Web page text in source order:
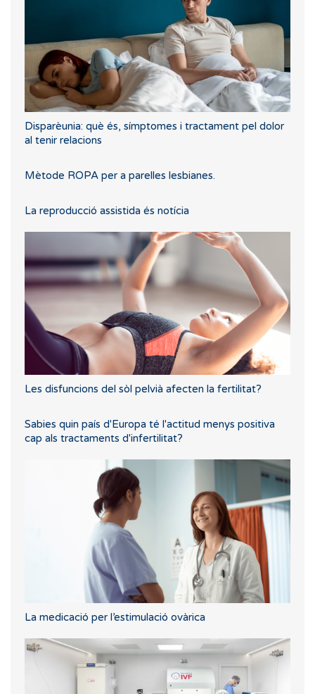
Disparèunia: què és, símptomes i tractament pel dolor
al tenir relacions
Mètode ROPA per a parelles lesbianes.
La reproducció assistida és notícia
Les disfuncions del sòl pelvià afecten la fertilitat?
Sabies quin país d'Europa té l'actitud menys positiva
cap als tractaments d'infertilitat?
La medicació per l’estimulació ovàrica